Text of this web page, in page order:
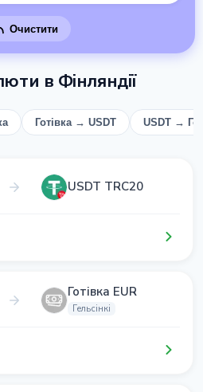
Очистити
в Фінляндії
Готівка → USDT USDT →
USDT TRC20
Готівка EUR
Гельсінкі